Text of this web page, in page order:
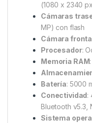
(1080 x 2340
Cámaras
MP) con flash
Cámara
Procesador:
Memoria RAM
Batería: 5000
Conectividad:
Bluetooth v5.3,
Sistema